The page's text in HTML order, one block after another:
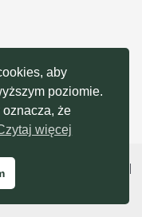
|
|
aby
poziomie.
oznacza, że
więcej